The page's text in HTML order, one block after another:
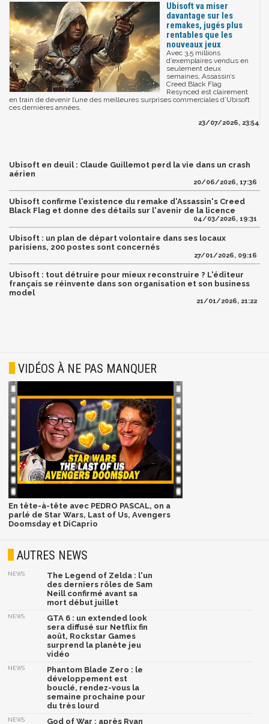
Ubisoft va miser
davantage sur les
remakes, jugés plus
rentables que les
nouveaux jeux
Avec 3,5 millions
d’exemplaires vendus en
seulement deux
semaines, Assassin’s
Creed Black Flag
Resynced est clairement
en train de devenir l’une des meilleures surprises commerciales d’Ubisoft
ces dernières années.
23/07/2026, 23:54
Ubisoft en deuil : Claude Guillemot perd la vie dans un crash
aérien
20/06/2026, 17:36
Ubisoft confirme l'existence du remake d'Assassin's Creed
Black Flag et donne des détails sur l'avenir de la licence
04/03/2026, 19:31
Ubisoft : un plan de départ volontaire dans ses locaux
parisiens, 200 postes sont concernés
27/01/2026, 09:16
Ubisoft : tout détruire pour mieux reconstruire ? L'éditeur
français se réinvente dans son organisation et son business
model
21/01/2026, 21:22
VIDÉOS À NE PAS MANQUER
En tête-à-tête avec PEDRO PASCAL, on a
parlé de Star Wars, Last of Us, Avengers
Doomsday et DiCaprio
AUTRES NEWS
NEWS
The Legend of Zelda : l'un
des derniers rôles de Sam
Neill confirmé avant sa
mort début juillet
NEWS
GTA 6 : un extended look
sera diffusé sur Netflix fin
août, Rockstar Games
surprend la planète jeu
vidéo
NEWS
Phantom Blade Zero : le
développement est
bouclé, rendez-vous la
semaine prochaine pour
du très lourd
NEWS God of War : après Ryan